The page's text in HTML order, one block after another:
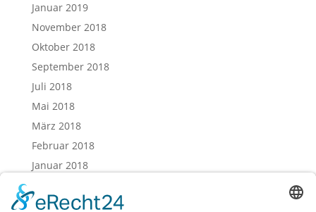
Januar 2019
November 2018
Oktober 2018
September 2018
Juli 2018
Mai 2018
März 2018
Februar 2018
Januar 2018
November 2017